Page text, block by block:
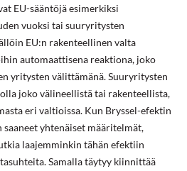
EU-sääntöjä esimerkiksi
vuoksi tai suuryritysten
EU:n rakenteellinen valta
automaattisena reaktiona, joko
yritysten välittämänä. Suuryritysten
joko välineellistä tai rakenteellista,
eri valtioissa. Kun Bryssel-efektin
saaneet yhtenäiset määritelmät,
laajemminkin tähän efektiin
Samalla täytyy kiinnittää